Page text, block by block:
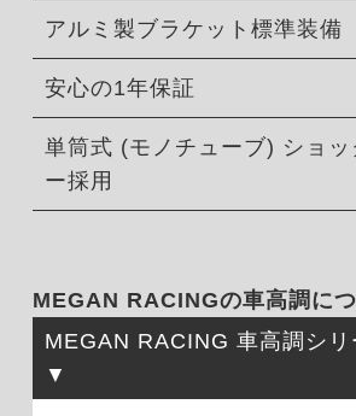
アルミ製ブラケット標準装備
安心の1年保証
単筒式 (モノチューブ) ショ
ー採用
MEGAN RACINGの車高調に
MEGAN RACING 車高調シリ